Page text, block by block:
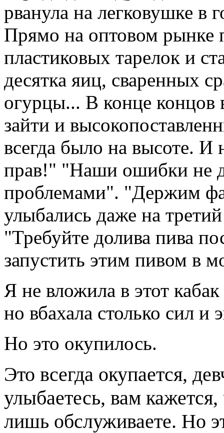
рванула на легковушке в
Прямо на оптовом рынке
пластиковых тарелок и
десятка яиц, сваренных
огурцы... В конце концов
зайти и
всегда было на высоте. И
прав!" "Наши ошибки не
проблемами". "Держим
улыбались даже на третий
"Требуйте долива пива
запустить этим пивом в
Я не вложила в этот
но вбахала столько сил и
Но это окупилось.
Это всегда окупается,
улыбаетесь, вам
лишь обслуживаете. Но